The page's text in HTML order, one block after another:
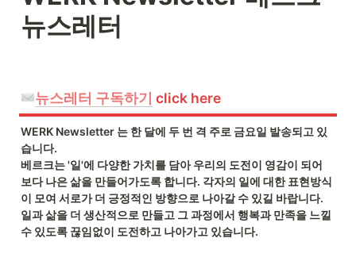
뉴스레터
뉴스레터 구독하기 click here
WERK Newsletter 는 한 달에 두 번 격 주로 금요일 발송되고 있
습니다.
베르크는 '일'에 다양한 가치를 담아 우리의 도전이 영감이 되어
보다 나은 삶을 만들어가도록 합니다. 각자의 일에 대한 표현방식
이 모여 서로가 더 긍정적인 방향으로 나아갈 수 있길 바랍니다.
일과 삶을 더 생산적으로 만들고 그 과정에서 행복과 만족을 느낄
수 있도록 끊임없이 도전하고 나아가고 있습니다.